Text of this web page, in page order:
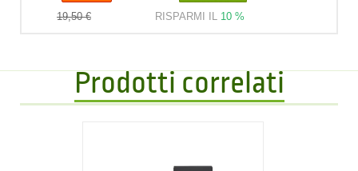
19,50 € RISPARMI IL 10 %
Prodotti correlati